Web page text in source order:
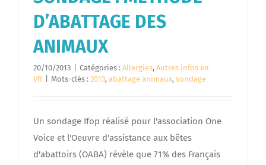
D’ABATTAGE DES
ANIMAUX
20/10/2013 Catégories : Allergies, Autres infos en
VR
Mots-clés : 2013, abattage animaux, sondage
Un sondage Ifop réalisé pour l'association One
Voice et l'Oeuvre d'assistance aux bêtes
d'abattoirs (OABA) révèle que 71% des Français